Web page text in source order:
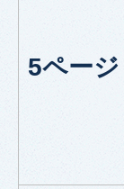
5ページ